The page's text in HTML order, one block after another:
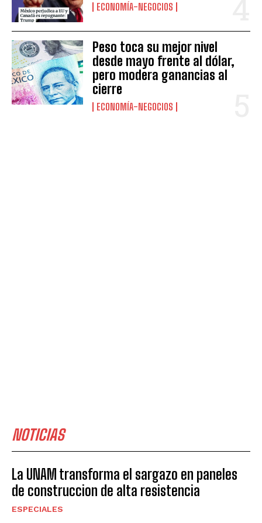
ECONOMÍA-NEGOCIOS
Peso toca su mejor nivel
desde mayo frente al dólar,
pero modera ganancias al
cierre
ECONOMÍA-NEGOCIOS
NOTICIAS
La UNAM transforma el sargazo en paneles
de construccion de alta resistencia
ESPECIALES